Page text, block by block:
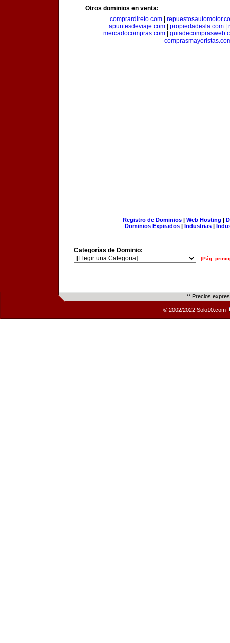
Otros dominios en venta:
comprardireto.com
apuntesdeviaje.com
propiedadesla.com
mercadocompras.com|
Registro de Dominios| Web Hosting |
Dominios Expirados | Industrias |
Categorías de Dominio:
[Pág.
** Precios
© 2002/2022 Solo10.com